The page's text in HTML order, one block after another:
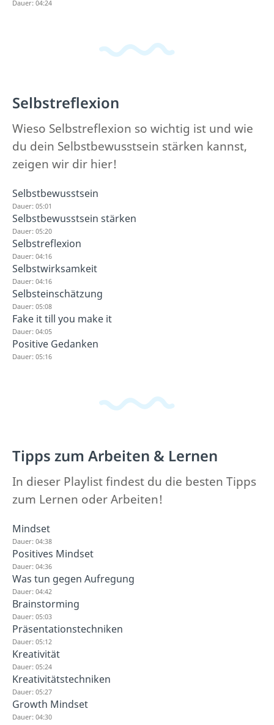
Dauer: 04:24
Selbstreflexion
Wieso Selbstreflexion so wichtig ist und wie
du dein Selbstbewusstsein stärken kannst,
zeigen wir dir hier!
Selbstbewusstsein
Dauer: 05:01
Selbstbewusstsein stärken
Dauer: 05:20
Selbstreflexion
Dauer: 04:16
Selbstwirksamkeit
Dauer: 04:16
Selbsteinschätzung
Dauer: 05:08
Fake it till you make it
Dauer: 04:05
Positive Gedanken
Dauer: 05:16
Tipps zum Arbeiten & Lernen
In dieser Playlist findest du die besten Tipps
zum Lernen oder Arbeiten!
Mindset
Dauer: 04:38
Positives Mindset
Dauer: 04:36
Was tun gegen Aufregung
Dauer: 04:42
Brainstorming
Dauer: 05:03
Präsentationstechniken
Dauer: 05:12
Kreativität
Dauer: 05:24
Kreativitätstechniken
Dauer: 05:27
Growth Mindset
Dauer: 04:30